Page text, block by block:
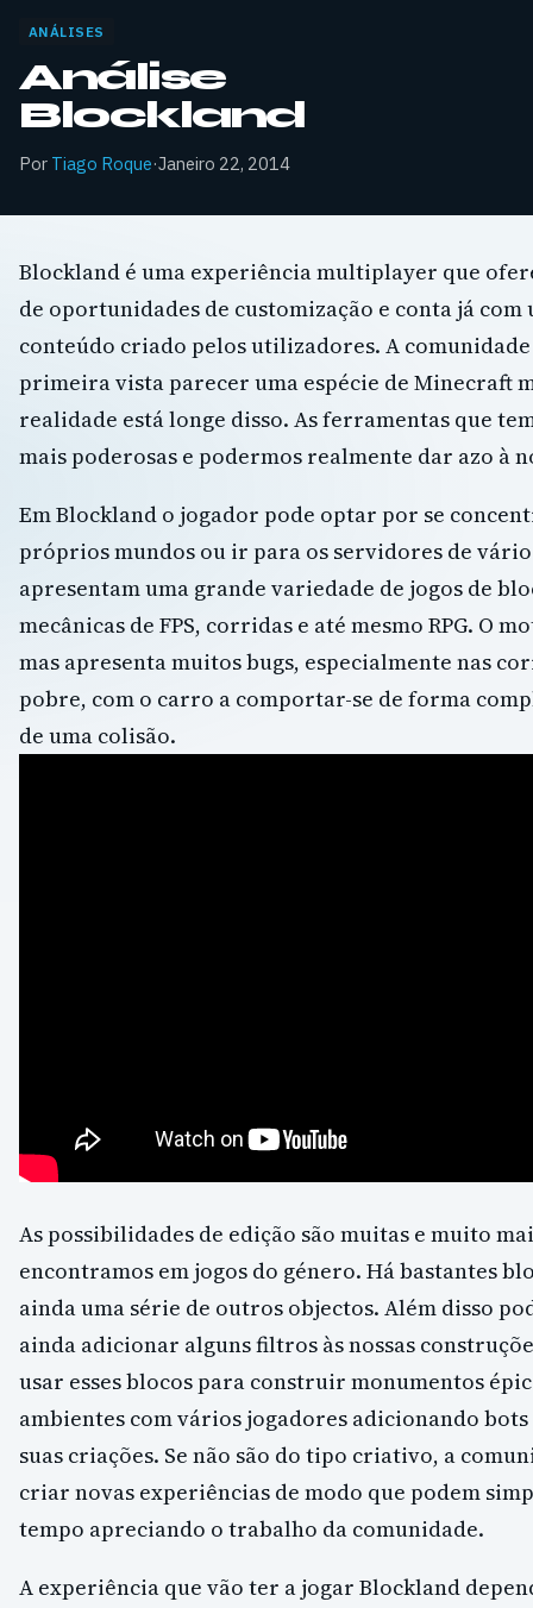
ANÁLISES
Análise
Blockland
Por Tiago Roque·Janeiro 22, 2014
Blockland é uma experiência multiplayer que
de oportunidades de customização e conta já com
conteúdo criado pelos utilizadores. A comunidade
primeira vista parecer uma espécie de Minecraft
realidade está longe disso. As ferramentas que
mais poderosas e podermos realmente dar azo à
Em Blockland o jogador pode optar por se
próprios mundos ou ir para os servidores de
apresentam uma grande variedade de jogos de
mecânicas de FPS, corridas e até mesmo RPG. O
mas apresenta muitos bugs, especialmente nas
pobre, com o carro a comportar-se de forma
de uma colisão.
As possibilidades de edição são muitas e muito
encontramos em jogos do género. Há bastantes
ainda uma série de outros objectos. Além disso
ainda adicionar alguns filtros às nossas
usar esses blocos para construir monumentos
ambientes com vários jogadores adicionando
suas criações. Se não são do tipo criativo, a
criar novas experiências de modo que podem
tempo apreciando o trabalho da comunidade.
A experiência que vão ter a jogar Blockland